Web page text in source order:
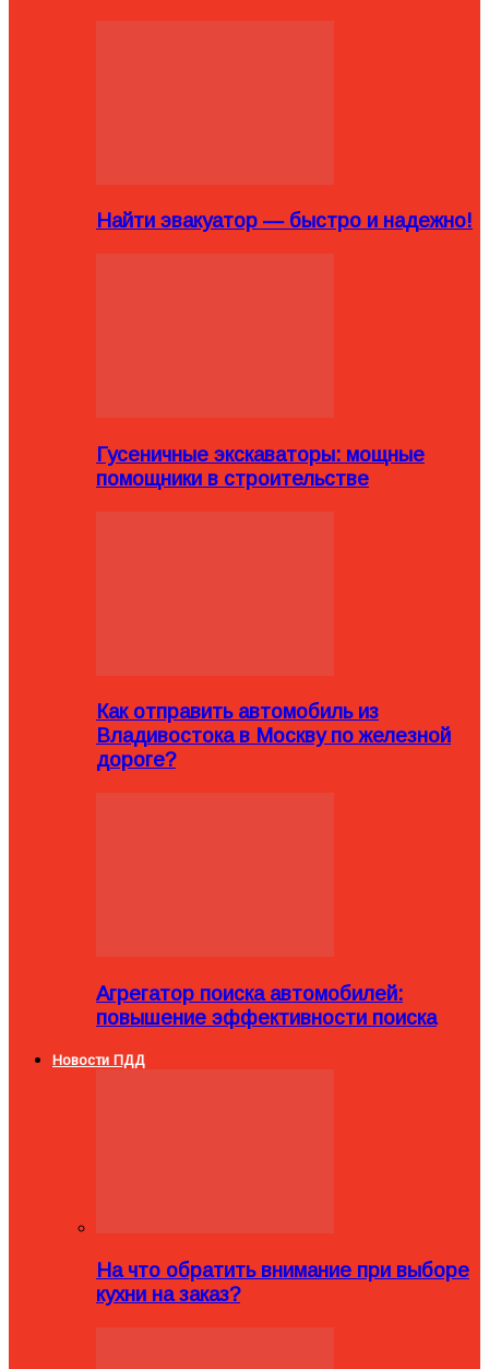
Найти эвакуатор — быстро и надежно!
Гусеничные экскаваторы: мощные
помощники в строительстве
Как отправить автомобиль из
Владивостока в Москву по железной
дороге?
Агрегатор поиска автомобилей:
повышение эффективности поиска
Новости ПДД
На что обратить внимание при выборе
кухни на заказ?